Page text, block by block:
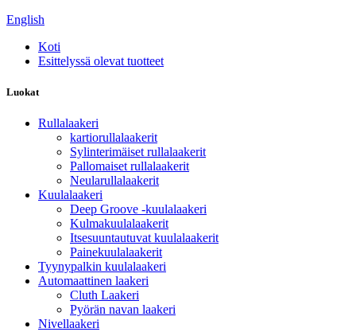
English
Koti
Esittelyssä olevat tuotteet
Luokat
Rullalaakeri
kartiorullalaakerit
Sylinterimäiset rullalaakerit
Pallomaiset rullalaakerit
Neularullalaakerit
Kuulalaakeri
Deep Groove -kuulalaakeri
Kulmakuulalaakerit
Itsesuuntautuvat kuulalaakerit
Painekuulalaakerit
Tyynypalkin kuulalaakeri
Automaattinen laakeri
Cluth Laakeri
Pyörän navan laakeri
Nivellaakeri